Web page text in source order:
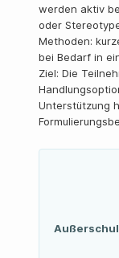
werden aktiv
oder
Methoden:
bei Bedarf in
Ziel: Die
Unterstützung